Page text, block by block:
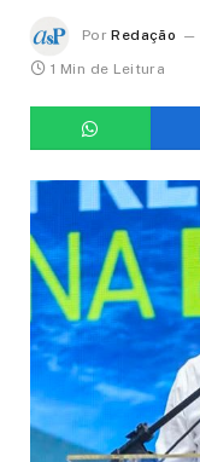
Por Redação
1 Min de Leitura